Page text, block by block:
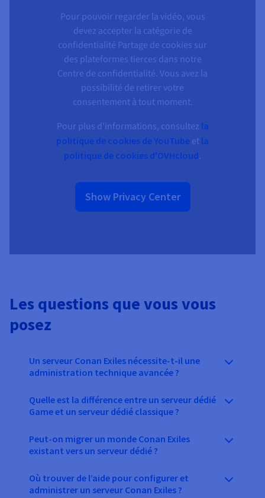
Pour pouvoir regarder la vidéo, vous
devez accepter la catégorie de
confidentialité Partage de cookies sur
des plateformes tierces dans notre
Centre de confidentialité. Vous avez la
possibilité de retirer votre
consentement à tout moment.
Pour plus d'informations, consultez la
politique de cookies de YouTube et la
politique de cookies d'OVHcloud.
Show Privacy Center
Les questions que vous vous
posez
Un serveur Conan Exiles nécessite-t-il une
administration technique avancée ?
Quelle est la différence entre un serveur dédié
Game et un serveur dédié classique ?
Peut-on migrer un monde Conan Exiles
existant vers un serveur dédié ?
Où trouver de l’aide pour configurer et
administrer un serveur Conan Exiles ?